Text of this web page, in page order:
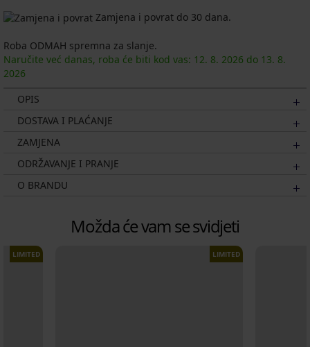
Zamjena i povrat do 30 dana.
Roba ODMAH spremna za slanje.
Naručite već danas, roba će biti kod vas: 12. 8. 2026 do 13. 8.
2026
OPIS
DOSTAVA I PLAĆANJE
ZAMJENA
ODRŽAVANJE I PRANJE
O BRANDU
Možda će vam se svidjeti
LIMITED LIMITED